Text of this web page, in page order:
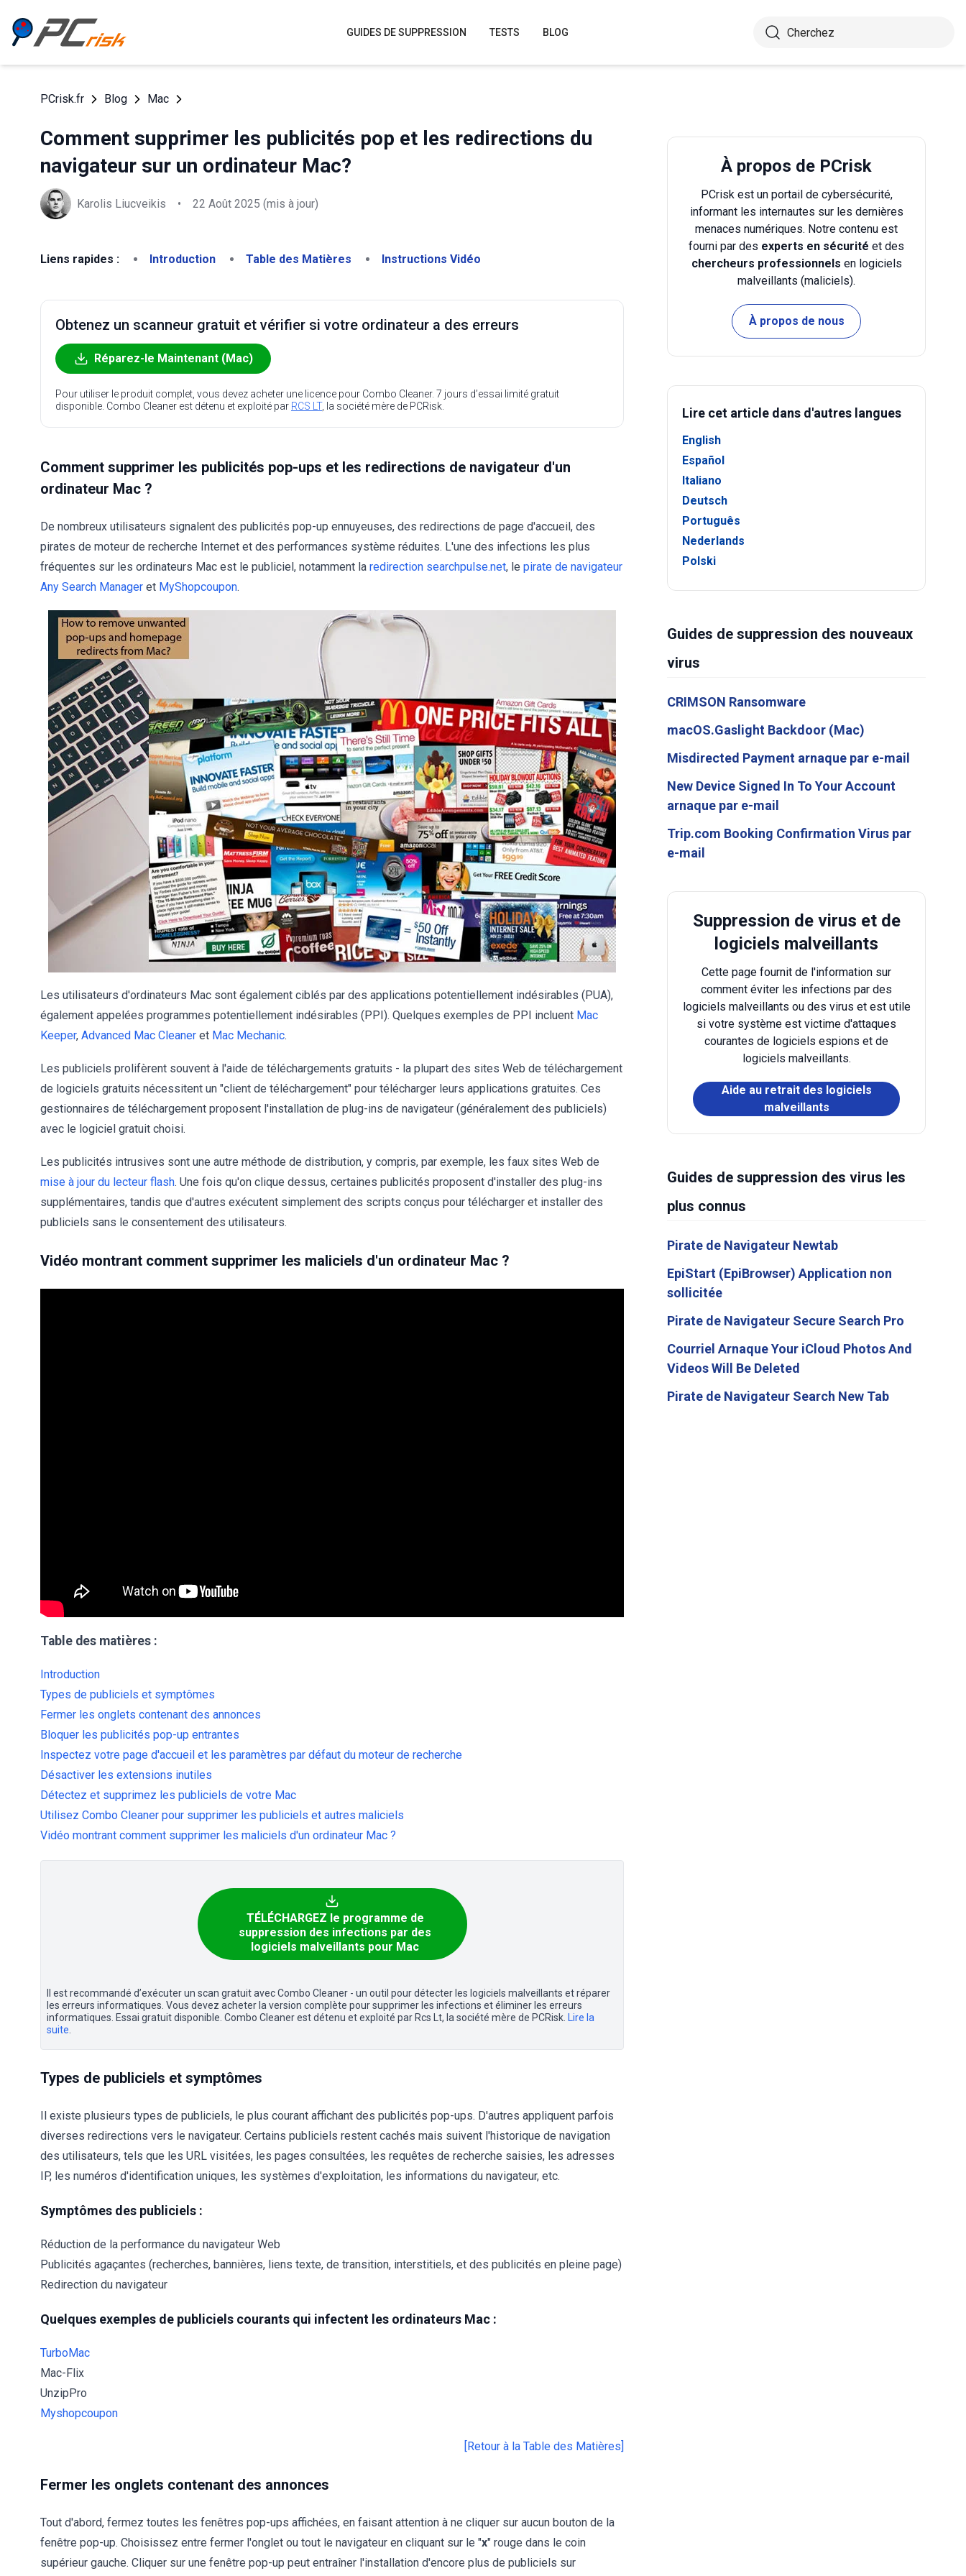
GUIDES DE SUPPRESSION TESTS BLOG
PCrisk.fr Blog Mac
Comment supprimer les publicités pop et les redirections du
navigateur sur un ordinateur Mac?
Karolis Liucveikis • 22 Août 2025 (mis à jour)
Liens rapides : Introduction Table des Matières Instructions Vidéo
Obtenez un scanneur gratuit et vérifier si votre ordinateur a des erreurs
Réparez-le Maintenant (Mac)
Pour utiliser le produit complet, vous devez acheter une licence pour Combo Cleaner. 7 jours d’essai limité gratuit
disponible. Combo Cleaner est détenu et exploité par RCS LT, la société mère de PCRisk.
Comment supprimer les publicités pop-ups et les redirections de navigateur d'un
ordinateur Mac ?
De nombreux utilisateurs signalent des publicités pop-up ennuyeuses, des redirections de page d'accueil, des
pirates de moteur de recherche Internet et des performances système réduites. L'une des infections les plus
fréquentes sur les ordinateurs Mac est le publiciel, notamment la redirection searchpulse.net, le pirate de navigateur
Any Search Manager et MyShopcoupon.
Les utilisateurs d'ordinateurs Mac sont également ciblés par des applications potentiellement indésirables (PUA),
également appelées programmes potentiellement indésirables (PPI). Quelques exemples de PPI incluent Mac
Keeper, Advanced Mac Cleaner et Mac Mechanic.
Les publiciels prolifèrent souvent à l'aide de téléchargements gratuits - la plupart des sites Web de téléchargement
de logiciels gratuits nécessitent un "client de téléchargement" pour télécharger leurs applications gratuites. Ces
gestionnaires de téléchargement proposent l'installation de plug-ins de navigateur (généralement des publiciels)
avec le logiciel gratuit choisi.
Les publicités intrusives sont une autre méthode de distribution, y compris, par exemple, les faux sites Web de
mise à jour du lecteur flash. Une fois qu'on clique dessus, certaines publicités proposent d'installer des plug-ins
supplémentaires, tandis que d'autres exécutent simplement des scripts conçus pour télécharger et installer des
publiciels sans le consentement des utilisateurs.
Vidéo montrant comment supprimer les maliciels d'un ordinateur Mac ?
Table des matières :
Introduction
Types de publiciels et symptômes
Fermer les onglets contenant des annonces
Bloquer les publicités pop-up entrantes
Inspectez votre page d'accueil et les paramètres par défaut du moteur de recherche
Désactiver les extensions inutiles
Détectez et supprimez les publiciels de votre Mac
Utilisez Combo Cleaner pour supprimer les publiciels et autres maliciels
Vidéo montrant comment supprimer les maliciels d'un ordinateur Mac ?
TÉLÉCHARGEZ le programme de
suppression des infections par des
logiciels malveillants pour Mac
Il est recommandé d’exécuter un scan gratuit avec Combo Cleaner - un outil pour détecter les logiciels malveillants et réparer
les erreurs informatiques. Vous devez acheter la version complète pour supprimer les infections et éliminer les erreurs
informatiques. Essai gratuit disponible. Combo Cleaner est détenu et exploité par Rcs Lt, la société mère de PCRisk.
Lire la
suite
Types de publiciels et symptômes
Il existe plusieurs types de publiciels, le plus courant affichant des publicités pop-ups. D'autres appliquent parfois
diverses redirections vers le navigateur. Certains publiciels restent cachés mais suivent l'historique de navigation
des utilisateurs, tels que les URL visitées, les pages consultées, les requêtes de recherche saisies, les adresses
IP, les numéros d'identification uniques, les systèmes d'exploitation, les informations du navigateur, etc.
Symptômes des publiciels :
Réduction de la performance du navigateur Web
Publicités agaçantes (recherches, bannières, liens texte, de transition, interstitiels, et des publicités en pleine page)
Redirection du navigateur
Quelques exemples de publiciels courants qui infectent les ordinateurs Mac :
TurboMac
Mac-Flix
UnzipPro
Myshopcoupon
[Retour à la Table des Matières]
Fermer les onglets contenant des annonces
Tout d'abord, fermez toutes les fenêtres pop-ups affichées, en faisant attention à ne cliquer sur aucun bouton de la
fenêtre pop-up. Choisissez entre fermer l'onglet ou tout le navigateur en cliquant sur le "x" rouge dans le coin
supérieur gauche. Cliquer sur une fenêtre pop-up peut entraîner l'installation d'encore plus de publiciels sur
À propos de PCrisk
PCrisk est un portail de cybersécurité,
informant les internautes sur les dernières
menaces numériques. Notre contenu est
fourni par des experts en sécurité et des
chercheurs professionnels en logiciels
malveillants (maliciels).
À propos de nous
Lire cet article dans d'autres langues
English
Español
Italiano
Deutsch
Português
Nederlands
Polski
Guides de suppression des nouveaux
virus
CRIMSON Ransomware
macOS.Gaslight Backdoor (Mac)
Misdirected Payment arnaque par e-mail
New Device Signed In To Your Account
arnaque par e-mail
Trip.com Booking Confirmation Virus par
e-mail
Suppression de virus et de
logiciels malveillants
Cette page fournit de l'information sur
comment éviter les infections par des
logiciels malveillants ou des virus et est utile
si votre système est victime d'attaques
courantes de logiciels espions et de
logiciels malveillants.
Aide au retrait des logiciels
malveillants
Guides de suppression des virus les
plus connus
Pirate de Navigateur Newtab
EpiStart (EpiBrowser) Application non
sollicitée
Pirate de Navigateur Secure Search Pro
Courriel Arnaque Your iCloud Photos And
Videos Will Be Deleted
Pirate de Navigateur Search New Tab